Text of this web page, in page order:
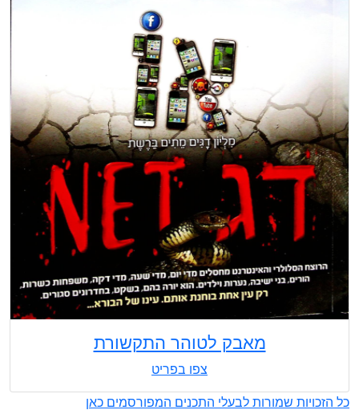
מאבק לטוהר התקשורת
צפו בפריט
כל הזכויות שמורות לבעלי התכנים המפורסמים כאן